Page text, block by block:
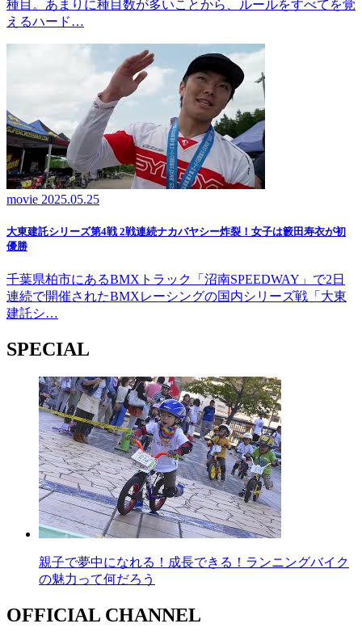
種目。あまりに種目数が多いことから、ルールをすべてを覚
えるハード…
movie 2025.05.25
大東建託シリーズ第4戦 2戦連続ナカバヤシー炸裂！女子は籔田寿衣が初
優勝
千葉県柏市にあるBMXトラック「沼南SPEEDWAY」で2日
連続で開催されたBMXレーシングの国内シリーズ戦「大東
建託シ…
SPECIAL
親子で夢中になれる！成長できる！ランニングバイク
の魅力って何だろう
OFFICIAL CHANNEL